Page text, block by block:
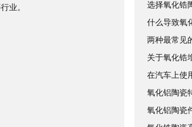
业。
选择氧化锆
什么导致氧
两种最常见
关于氧化锆
在汽车上使
氧化铝陶瓷
氧化铝陶瓷